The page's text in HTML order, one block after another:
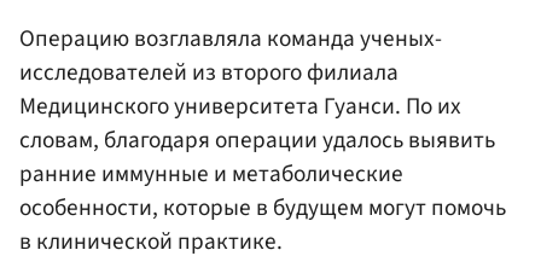
Операцию возглавляла команда ученых-
исследователей из второго филиала
Медицинского университета Гуанси. По их
словам, благодаря операции удалось выявить
ранние иммунные и метаболические
особенности, которые в будущем могут помочь
в клинической практике.